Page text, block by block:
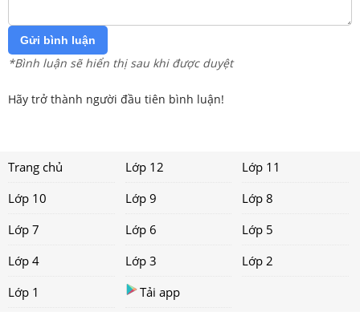
Gửi bình luận
*Bình luận sẽ hiển thị sau khi được duyệt
Hãy trở thành người đầu tiên bình luận!
Trang chủ Lớp 12
Lớp 11
Lớp 10
Lớp 9
Lớp 8
Lớp 7
Lớp 6
Lớp 5
Lớp 4
Lớp 3
Lớp 2
Lớp 1
Tải app